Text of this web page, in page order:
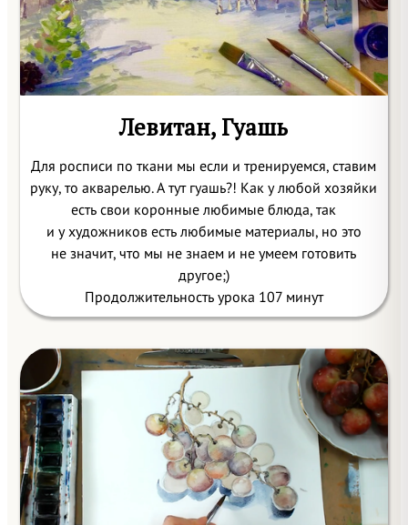
Левитан, Гуашь
Для росписи по ткани мы если и тренируемся, ставим
руку, то акварелью. А тут гуашь?! Как у любой хозяйки
есть свои коронные любимые блюда, так
и у художников есть любимые материалы, но это
не значит, что мы не знаем и не умеем готовить
другое;)
Продолжительность урока 107 минут